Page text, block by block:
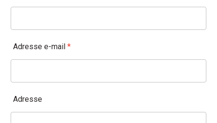
Adresse e-mail*
Adresse